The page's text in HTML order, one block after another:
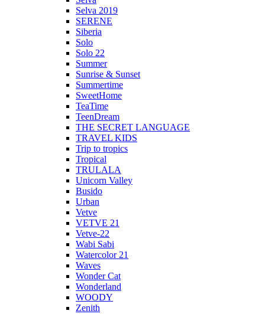
Selva 2019
SERENE
Siberia
Solo
Solo 22
Summer
Sunrise & Sunset
Summertime
SweetHome
TeaTime
TeenDream
THE SECRET LANGUAGE
TRAVEL KIDS
Trip to tropics
Tropical
TRULALA
Unicorn Valley
Busido
Urban
Vetve
VETVE 21
Vetve-22
Wabi Sabi
Watercolor 21
Waves
Wonder Cat
Wonderland
WOODY
Zenith